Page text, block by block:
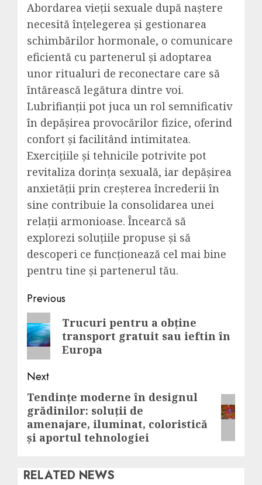
Abordarea vieții sexuale după naștere
necesită înțelegerea și gestionarea
schimbărilor hormonale, o comunicare
eficientă cu partenerul și adoptarea
unor ritualuri de reconectare care să
întărească legătura dintre voi.
Lubrifianții pot juca un rol semnificativ
în depășirea provocărilor fizice, oferind
confort și facilitând intimitatea.
Exercițiile și tehnicile potrivite pot
revitaliza dorința sexuală, iar depășirea
anxietății prin creșterea încrederii în
sine contribuie la consolidarea unei
relații armonioase. Încearcă să
explorezi soluțiile propuse și să
descoperi ce funcționează cel mai bine
pentru tine și partenerul tău.
Post
navigation
Previous
Previous
post:
Trucuri pentru a obține
transport gratuit sau ieftin în
Europa
Next
Next
post:
Tendințe moderne în designul
grădinilor: soluții de
amenajare, iluminat, coloristică
și aportul tehnologiei
RELATED NEWS